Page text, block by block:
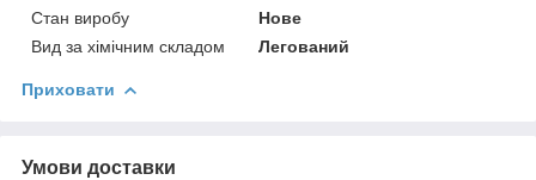
Стан виробу
Нове
Вид за хімічним складом
Легований
Приховати
Умови доставки